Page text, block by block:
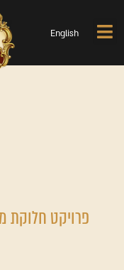
English
פרויקט חלוקת